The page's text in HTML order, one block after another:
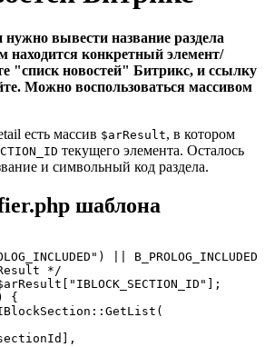
нужно вывести название раздела
находится конкретный элемент/
"списк новостей" Битрикс, и ссылку
Можно воспользоваться массивом
есть массив $arResult, в котором
текущего элемента. Осталось
и символьный код раздела.
шаблона
||
*/
{